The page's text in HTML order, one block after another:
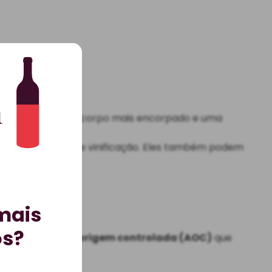
lhes confere um corpo mais encorpado e uma
do processo de vinificação. Eles também podem
de origem controlada (AOC)que